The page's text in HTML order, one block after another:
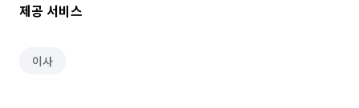
제공 서비스
이사